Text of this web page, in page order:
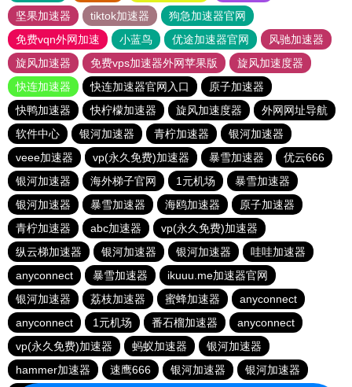
坚果加速器
tiktok加速器
狗急加速器官网
免费vqn外网加速
小蓝鸟 优途加速器官网
风驰加速器
旋风加速器
免费vps加速器外网苹果版
旋风加速度器
快连加速器
快连加速器官网入口
原子加速器
快鸭加速器
快柠檬加速器 旋风加速度器
外网网址导航
软件中心
银河加速器 青柠加速器
银河加速器
veee加速器
vp(永久免费)加速器 暴雪加速器
优云666
银河加速器
海外梯子官网 1元机场
暴雪加速器
银河加速器
暴雪加速器 海鸥加速器
原子加速器
青柠加速器
abc加速器
vp(永久免费)加速器
纵云梯加速器
银河加速器 银河加速器
哇哇加速器
anyconnect
暴雪加速器
ikuuu.me加速器官网
银河加速器
荔枝加速器 蜜蜂加速器
anyconnect
anyconnect
1元机场 番石榴加速器
anyconnect
vp(永久免费)加速器
蚂蚁加速器
银河加速器
hammer加速器
速鹰666 银河加速器 银河加速器